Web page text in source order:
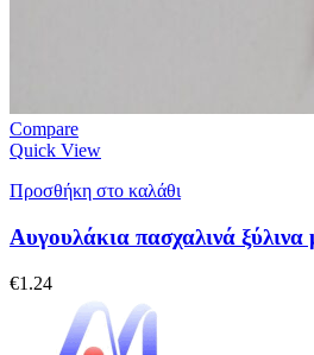
Compare
Quick View
Προσθήκη στο καλάθι
Αυγουλάκια πασχαλινά ξύλινα
€1.24